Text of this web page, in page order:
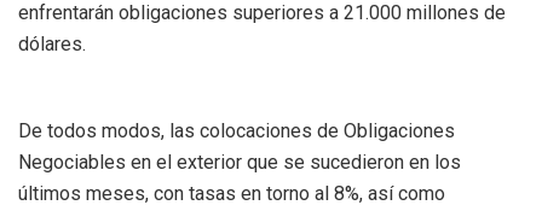
enfrentarán obligaciones superiores a 21.000 millones de
dólares.
De todos modos, las colocaciones de Obligaciones
Negociables en el exterior que se sucedieron en los
últimos meses, con tasas en torno al 8%, así como